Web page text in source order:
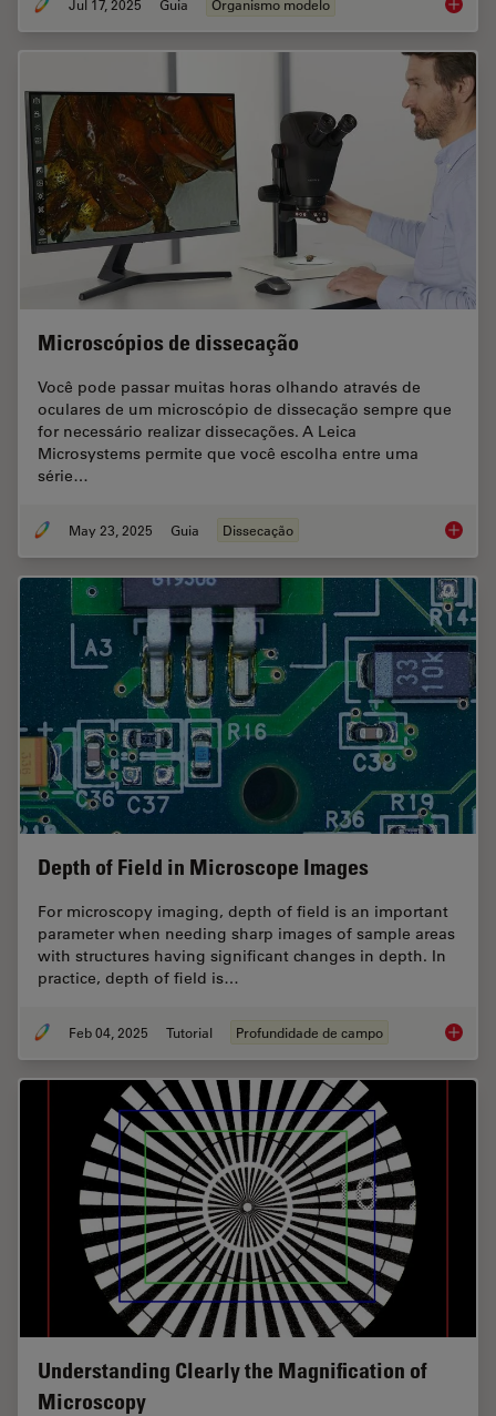
Jul 17, 2025 Guia Organismo modelo A
Microscópios de dissecação
Você pode passar muitas horas olhando através de
oculares de um microscópio de dissecação sempre que
for necessário realizar dissecações. A Leica
Microsystems permite que você escolha entre uma
série…
May 23, 2025 Guia Dissecação
Depth of Field in Microscope Images
For microscopy imaging, depth of field is an important
parameter when needing sharp images of sample areas
with structures having significant changes in depth. In
practice, depth of field is…
Feb 04, 2025 Tutorial Profundidade de campo Depth
Understanding Clearly the Magnification of
Microscopy